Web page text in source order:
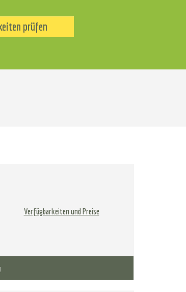
prüfen
Verfügbarkeiten und Preise